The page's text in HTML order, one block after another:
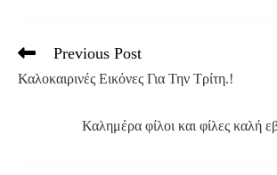
Read
articles
Previous Post
Καλοκαιρινές Εικόνες Για Την Τρίτη.!
Καλημέρα φίλοι και φίλες καλή